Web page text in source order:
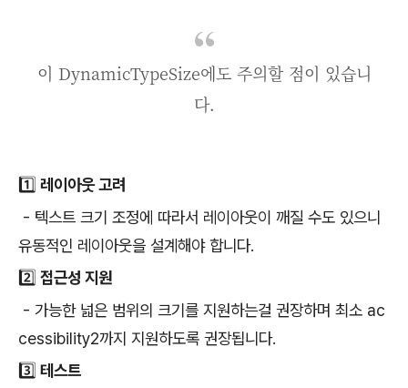
이 DynamicTypeSize에도 주의할 점이 있습니
다.
1️⃣ 레이아웃 고려
- 텍스트 크기 조정에 따라서 레이아웃이 깨질 수도 있으니
유동적인 레이아웃을 설계해야 합니다.
2️⃣ 접근성 지원
- 가능한 넓은 범위의 크기를 지원하는걸 권장하며 최소 ac
cessibility2까지 지원하도록 권장됩니다.
3️⃣ 테스트